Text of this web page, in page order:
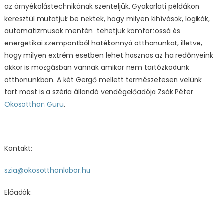
az árnyékolástechnikának szenteljük. Gyakorlati példákon
keresztül mutatjuk be nektek, hogy milyen kihívások, logikák,
automatizmusok mentén tehetjük komfortossá és
energetikai szempontból hatékonnyá otthonunkat, illetve,
hogy milyen extrém esetben lehet hasznos az ha redőnyeink
akkor is mozgásban vannak amikor nem tartózkodunk
otthonunkban. A két Gergő mellett természetesen velünk
tart most is a széria állandó vendégelőadója Zsák Péter
Okosotthon Guru.
Kontakt:
szia@okosotthonlabor.hu
Előadók: